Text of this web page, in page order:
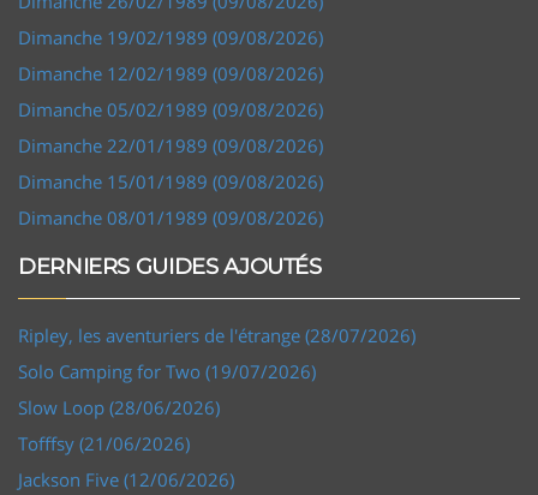
Dimanche 19/02/1989 (09/08/2026)
Dimanche 12/02/1989 (09/08/2026)
Dimanche 05/02/1989 (09/08/2026)
Dimanche 22/01/1989 (09/08/2026)
Dimanche 15/01/1989 (09/08/2026)
Dimanche 08/01/1989 (09/08/2026)
DERNIERS GUIDES AJOUTÉS
Ripley, les aventuriers de l'étrange (28/07/2026)
Solo Camping for Two (19/07/2026)
Slow Loop (28/06/2026)
Tofffsy (21/06/2026)
Jackson Five (12/06/2026)